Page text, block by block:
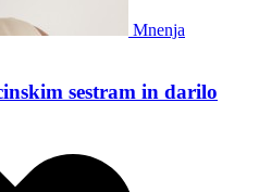
Mnenja
sestram in darilo